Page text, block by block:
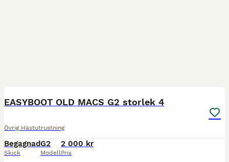
EASYBOOT OLD MACS G2 storlek 4
Övrig Hästutrustning
Begagnad
Skick
G2
Modell
2 000 kr
Pris